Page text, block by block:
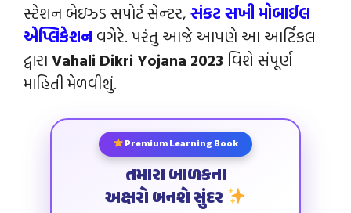
સ્ટેશન બેઇઝ્ડ સપોર્ટ સેન્‍ટર, સંકટ સખી મોબાઈલ
એપ્લિકેશન વગેરે. પરંતુ આજે આપણે આ આર્ટિકલ
દ્વારા Vahali Dikri Yojana 2023 વિશે સંપૂર્ણ
માહિતી મેળવીશું.
Premium Learning Book
તમારા બાળકના
અક્ષરો બનશે સુંદર